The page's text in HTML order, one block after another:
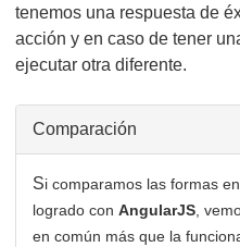
tenemos una respuesta de
acción y en caso de tener
ejecutar otra diferente.
Comparación
Si comparamos las formas
logrado con AngularJS ,
en común más que la